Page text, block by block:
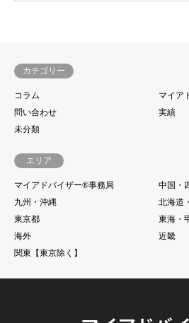
カテゴリー
コラム
マイア
問い合わせ
実績
未分類
エリア
マイアドバイザー®事務局
中国・
九州・沖縄
北海道
東京都
東海・
海外
近畿
関東【東京除く】